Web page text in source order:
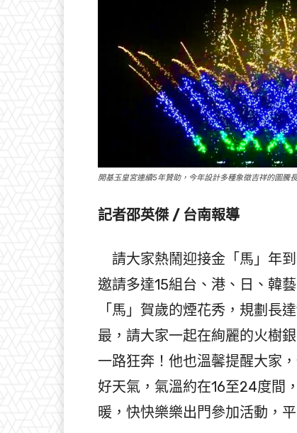
開基玉皇宮連續5年贊助，今年設計多種象徵吉祥的圖騰
記者邵英傑 / 台南報導
請大家熱鬧迎接金「馬」年
邀請多達15組台、港、日、韓
「馬」賀歲的煙花秀，規劃長
最，請大家一起在絢麗的火樹
一路狂奔！他也溫馨提醒大家
好天氣，氣溫約在16至24度間
暖，快快樂樂出門參加活動，